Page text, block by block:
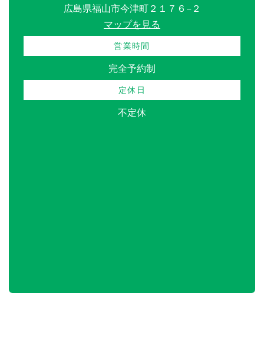
広島県福山市今津町２１７６−２
マップを見る
営業時間
完全予約制
定休日
不定休